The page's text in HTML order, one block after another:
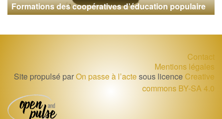
Formations des coopératives d’éducation populaire
Contact
Mentions légales
Site propulsé parOn passe à l’actesous licence Creative
commons BY-SA 4.0